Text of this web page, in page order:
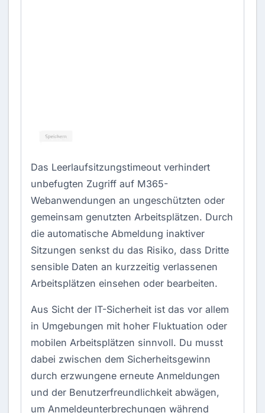
Das Leerlaufsitzungstimeout verhindert
unbefugten Zugriff auf M365-
Webanwendungen an ungeschützten oder
gemeinsam genutzten Arbeitsplätzen. Durch
die automatische Abmeldung inaktiver
Sitzungen senkst du das Risiko, dass Dritte
sensible Daten an kurzzeitig verlassenen
Arbeitsplätzen einsehen oder bearbeiten.
Aus Sicht der IT-Sicherheit ist das vor allem
in Umgebungen mit hoher Fluktuation oder
mobilen Arbeitsplätzen sinnvoll. Du musst
dabei zwischen dem Sicherheitsgewinn
durch erzwungene erneute Anmeldungen
und der Benutzerfreundlichkeit abwägen,
um Anmeldeunterbrechungen während